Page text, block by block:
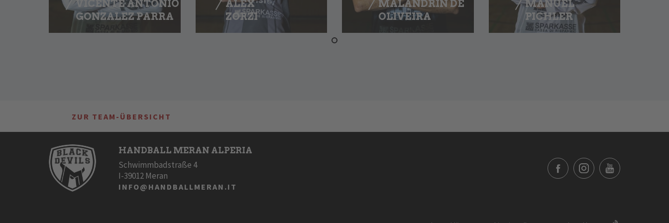
VICENTE ANTONIO
GONZALEZ PARRA
ALEX
ZORZI
MALANDRIN DE
OLIVEIRA
MANUEL
PICHLER
ZUR TEAM-ÜBERSICHT
HANDBALL MERAN ALPERIA
Schwimmbadstraße 4
I-39012 Meran
INFO@HANDBALLMERAN.IT